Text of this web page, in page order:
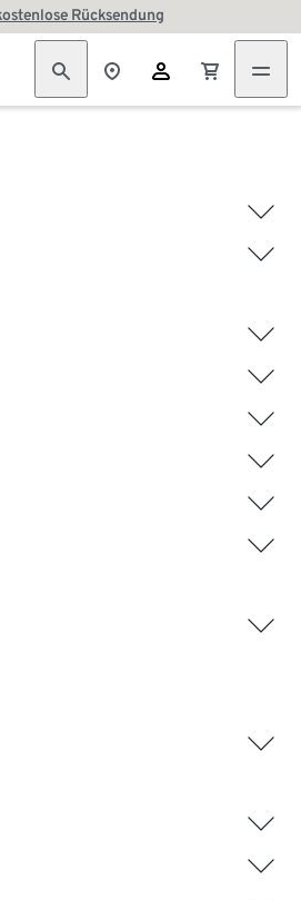
Rücksendung